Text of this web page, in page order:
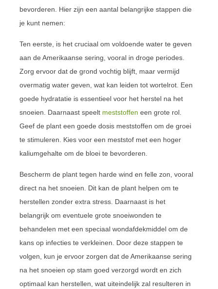
bevorderen. Hier zijn een aantal belangrijke stappen die
je kunt nemen:
Ten eerste, is het cruciaal om voldoende water te geven
aan de Amerikaanse sering, vooral in droge periodes.
Zorg ervoor dat de grond vochtig blijft, maar vermijd
overmatig water geven, wat kan leiden tot wortelrot. Een
goede hydratatie is essentieel voor het herstel na het
snoeien. Daarnaast speelt meststoffen een grote rol.
Geef de plant een goede dosis meststoffen om de groei
te stimuleren. Kies voor een meststof met een hoger
kaliumgehalte om de bloei te bevorderen.
Bescherm de plant tegen harde wind en felle zon, vooral
direct na het snoeien. Dit kan de plant helpen om te
herstellen zonder extra stress. Daarnaast is het
belangrijk om eventuele grote snoeiwonden te
behandelen met een speciaal wondafdekmiddel om de
kans op infecties te verkleinen. Door deze stappen te
volgen, kun je ervoor zorgen dat de Amerikaanse sering
na het snoeien op stam goed verzorgd wordt en zich
optimaal kan herstellen, wat uiteindelijk zal resulteren in